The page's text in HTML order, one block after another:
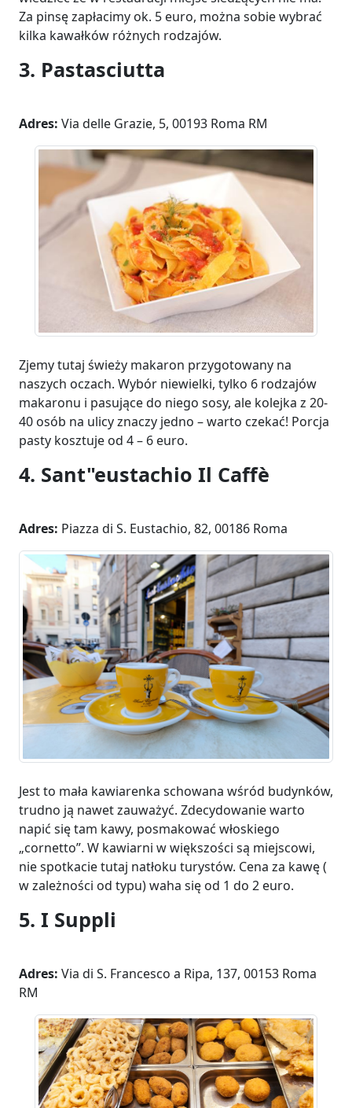
Za pinsę zapłacimy ok. 5 euro, można sobie wybrać
kilka kawałków różnych rodzajów.
3. Pastasciutta
Adres: Via delle Grazie, 5, 00193 Roma RM
Zjemy tutaj świeży makaron przygotowany na
naszych oczach. Wybór niewielki, tylko 6 rodzajów
makaronu i pasujące do niego sosy, ale kolejka z 20-
40 osób na ulicy znaczy jedno – warto czekać! Porcja
pasty kosztuje od 4 – 6 euro.
4. Sant"eustachio Il Caffè
Adres: Piazza di S. Eustachio, 82, 00186 Roma
Jest to mała kawiarenka schowana wśród budynków,
trudno ją nawet zauważyć. Zdecydowanie warto
napić się tam kawy, posmakować włoskiego
„cornetto”. W kawiarni w większości są miejscowi,
nie spotkacie tutaj natłoku turystów. Cena za kawę (
w zależności od typu) waha się od 1 do 2 euro.
5. I Suppli
Adres: Via di S. Francesco a Ripa, 137, 00153 Roma
RM